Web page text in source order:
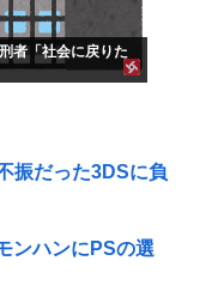
者「社会に戻りた
振だった3DSに負
ンハンにPSの選